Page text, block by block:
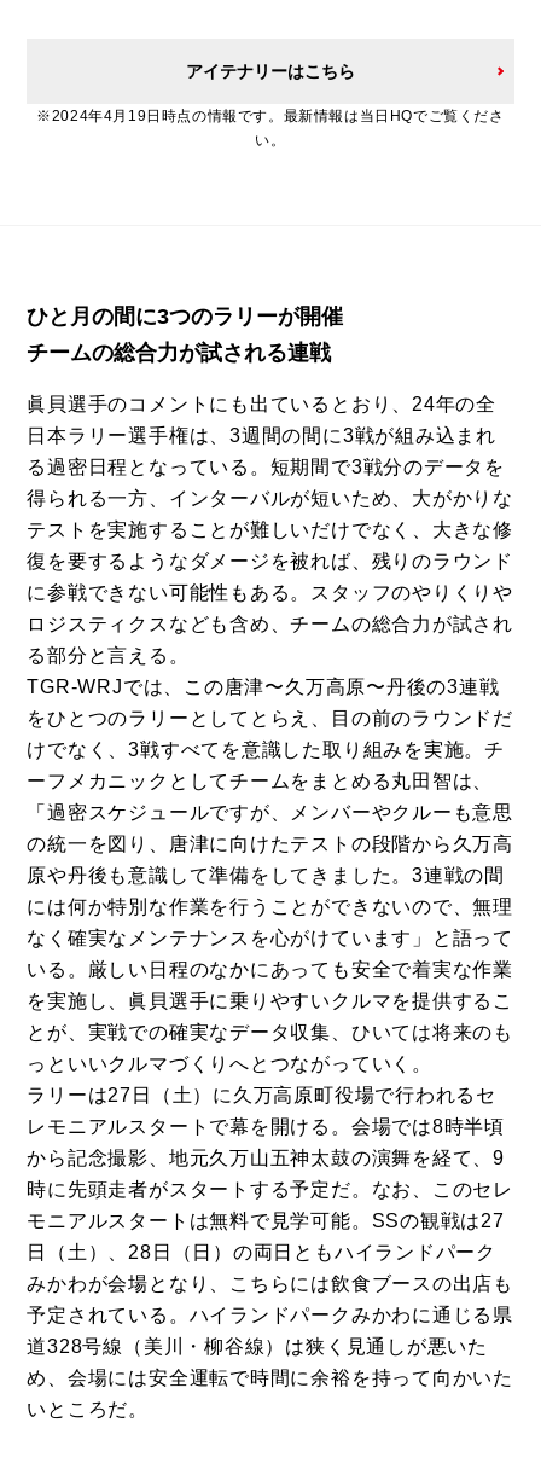
アイテナリーはこちら
※2024年4月19日時点の情報です。最新情報は当日HQでご覧くださ
い。
ひと月の間に3つのラリーが開催
チームの総合力が試される連戦
眞貝選手のコメントにも出ているとおり、24年の全
日本ラリー選手権は、3週間の間に3戦が組み込まれ
る過密日程となっている。短期間で3戦分のデータを
得られる一方、インターバルが短いため、大がかりな
テストを実施することが難しいだけでなく、大きな修
復を要するようなダメージを被れば、残りのラウンド
に参戦できない可能性もある。スタッフのやりくりや
ロジスティクスなども含め、チームの総合力が試され
る部分と言える。
TGR-WRJでは、この唐津〜久万高原〜丹後の3連戦
をひとつのラリーとしてとらえ、目の前のラウンドだ
けでなく、3戦すべてを意識した取り組みを実施。チ
ーフメカニックとしてチームをまとめる丸田智は、
「過密スケジュールですが、メンバーやクルーも意思
の統一を図り、唐津に向けたテストの段階から久万高
原や丹後も意識して準備をしてきました。3連戦の間
には何か特別な作業を行うことができないので、無理
なく確実なメンテナンスを心がけています」と語って
いる。厳しい日程のなかにあっても安全で着実な作業
を実施し、眞貝選手に乗りやすいクルマを提供するこ
とが、実戦での確実なデータ収集、ひいては将来のも
っといいクルマづくりへとつながっていく。
ラリーは27日（土）に久万高原町役場で行われるセ
レモニアルスタートで幕を開ける。会場では8時半頃
から記念撮影、地元久万山五神太鼓の演舞を経て、9
時に先頭走者がスタートする予定だ。なお、このセレ
モニアルスタートは無料で見学可能。SSの観戦は27
日（土）、28日（日）の両日ともハイランドパーク
みかわが会場となり、こちらには飲食ブースの出店も
予定されている。ハイランドパークみかわに通じる県
道328号線（美川・柳谷線）は狭く見通しが悪いた
め、会場には安全運転で時間に余裕を持って向かいた
いところだ。